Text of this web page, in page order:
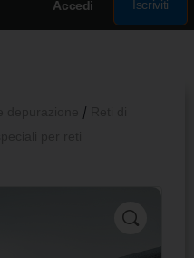
Accedi Iscriviti
/